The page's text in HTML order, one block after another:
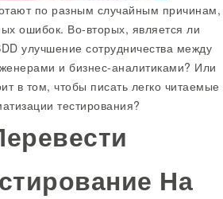
по разным случайным причинам,
ошибок. Во-вторых, является ли
улучшение сотрудничества между
и бизнес-аналитиками? Или
в том, чтобы писать легко читаемые
тестирования?
На